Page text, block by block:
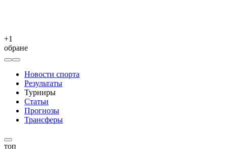
+1
обране
Новости спорта
Результаты
Турниры
Статьи
Прогнозы
Трансферы
топ